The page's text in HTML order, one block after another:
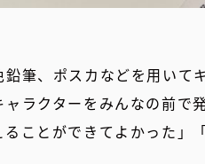
鉛筆、ポスカなどを用いて
ャラクターをみんなの前で
ることができてよかった」